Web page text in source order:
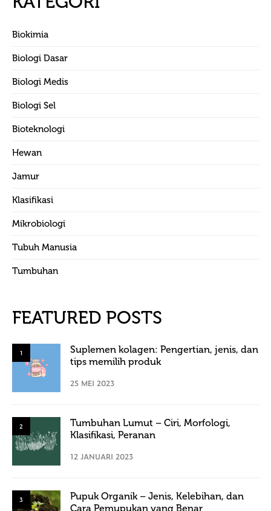
Biokimia
Biologi Dasar
Biologi Medis
Biologi Sel
Bioteknologi
Hewan
Jamur
Klasifikasi
Mikrobiologi
Tubuh Manusia
Tumbuhan
FEATURED POSTS
1
Suplemen kolagen: Pengertian, jenis, dan
tips memilih produk
25 MEI 2023
2
Tumbuhan Lumut – Ciri, Morfologi,
Klasifikasi, Peranan
12 JANUARI 2023
3
Pupuk Organik – Jenis, Kelebihan, dan
Cara Pemupukan yang Benar